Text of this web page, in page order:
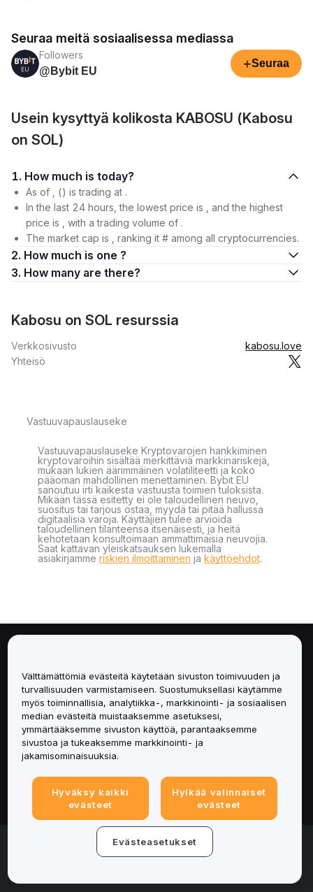
Seuraa meitä sosiaalisessa mediassa
Followers
@Bybit EU
+Seuraa
Usein kysyttyä kolikosta KABOSU (Kabosu
on SOL)
1. How much is today?
As of , () is trading at .
In the last 24 hours, the lowest price is , and the highest
price is , with a trading volume of .
The market cap is , ranking it # among all cryptocurrencies.
2. How much is one ?
3. How many are there?
Kabosu on SOL resurssia
Verkkosivusto
kabosu.love
Yhteisö
Vastuuvapauslauseke
Vastuuvapauslauseke Kryptovarojen hankkiminen
kryptovaroihin sisältää merkittäviä markkinariskejä,
mukaan lukien äärimmäinen volatiliteetti ja koko
pääoman mahdollinen menettäminen. Bybit EU
sanoutuu irti kaikesta vastuusta toimien tuloksista.
Mikään tässä esitetty ei ole taloudellinen neuvo,
suositus tai tarjous ostaa, myydä tai pitää hallussa
digitaalisia varoja. Käyttäjien tulee arvioida
taloudellinen tilanteensa itsenäisesti, ja heitä
kehotetaan konsultoimaan ammattimaisia neuvojia.
Saat kattavan yleiskatsauksen lukemalla
asiakirjamme riskien ilmoittaminen ja käyttöehdot.
Palvelut
Tuki
Tuotteet
Lakiasiat
© 2025-2026 Bybit.eu. All rights reserved.
Välttämättömiä evästeitä käytetään sivuston toimivuuden ja
turvallisuuden varmistamiseen. Suostumuksellasi käytämme
myös toiminnallisia, analytiikka-, markkinointi- ja sosiaalisen
median evästeitä muistaaksemme asetuksesi,
ymmärtääksemme sivuston käyttöä, parantaaksemme
sivustoa ja tukeaksemme markkinointi- ja
jakamisominaisuuksia.
Hyväksy kaikki
evästeet
Hylkää valinnaiset
evästeet
Evästeasetukset